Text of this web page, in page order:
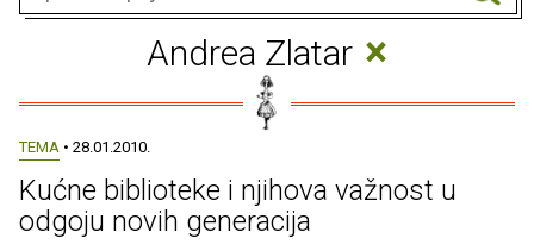
Andrea Zlatar ×
TEMA • 28.01.2010.
Kućne biblioteke i njihova važnost u
odgoju novih generacija